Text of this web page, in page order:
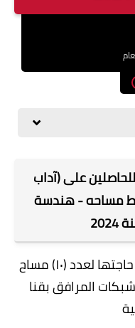
على (آداب
مساحه - هندسة
إعلان هام تعلن محافظة قنا عن حاجتها لعدد (۱۰) مساح
المرافق بقنا